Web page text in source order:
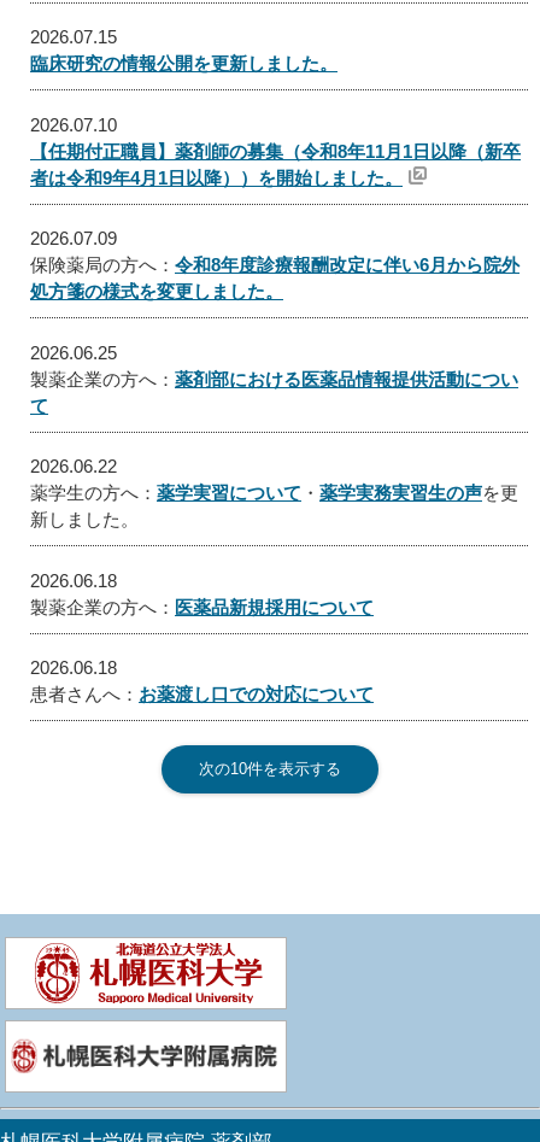
2026.07.15
臨床研究の情報公開を更新しました。
2026.07.10
【任期付正職員】薬剤師の募集（令和8年11月1日以降（新卒
者は令和9年4月1日以降））を開始しました。
2026.07.09
保険薬局の方へ： 令和8年度診療報酬改定に伴い6月から院外
処方箋の様式を変更しました。
2026.06.25
製薬企業の方へ： 薬剤部における医薬品情報提供活動につい
て
2026.06.22
薬学生の方へ： 薬学実習について ・ 薬学実務実習生の声を更
新しました。
2026.06.18
製薬企業の方へ： 医薬品新規採用について
2026.06.18
患者さんへ： お薬渡し口での対応について
次の10件を表示する